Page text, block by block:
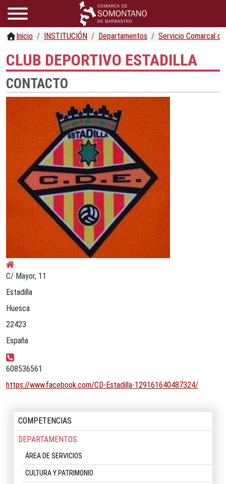
Inicio INSTITUCIÓN Departamentos Servicio Comarcal
CLUB DEPORTIVO ESTADILLA
CONTACTO
Dirección postal:
C/ Mayor, 11
Estadilla
Huesca
22423
España
Teléfono:
608536561
Sitio web:
https://www.facebook.com/CD-Estadilla-129161640487324/
COMPETENCIAS
DEPARTAMENTOS
ÁREA DE SERVICIOS
CULTURA Y PATRIMONIO